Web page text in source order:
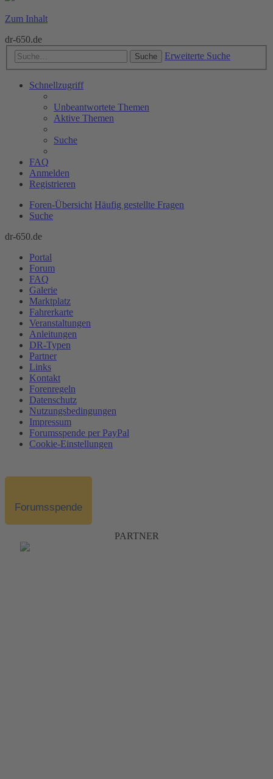
Zum Inhalt
dr-650.de
Suche Erweiterte Suche
Schnellzugriff
Unbeantwortete Themen
Aktive Themen
Suche
FAQ
Anmelden
Registrieren
Foren-Übersicht Häufig gestellte Fragen
Suche
dr-650.de
Portal
Forum
FAQ
Galerie
Marktplatz
Fahrerkarte
Veranstaltungen
Anleitungen
DR-Typen
Partner
Links
Kontakt
Forenregeln
Datenschutz
Nutzungsbedingungen
Impressum
Forumsspende per PayPal
Cookie-Einstellungen
Forumsspende
PARTNER